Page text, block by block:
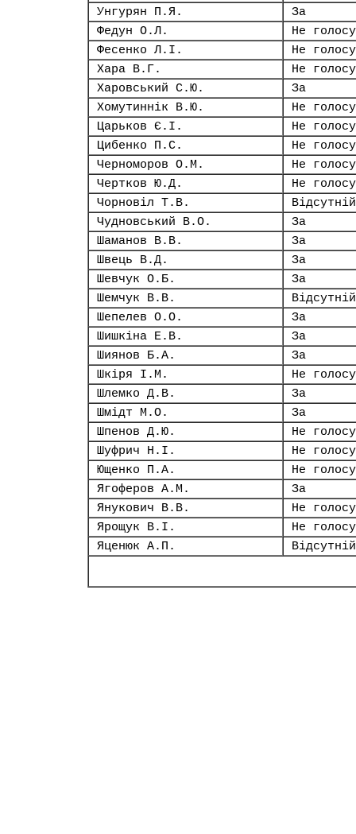
Унгурян П.Я.
За
Федун О.Л.
Не
Фесенко Л.І.
Не
Хара В.Г.
Не
Харовський С.Ю.
За
Хомутиннік В.Ю.
Не
Царьков Є.І.
Не
Цибенко П.С.
Не
Черноморов О.М.
Не
Чертков Ю.Д.
Не
Чорновіл Т.В.
Відсутній
Чудновський В.О.
За
Шаманов В.В.
За
Швець В.Д.
За
Шевчук О.Б.
За
Шемчук В.В.
Відсутній
Шепелев О.О.
За
Шишкіна Е.В.
За
Шиянов Б.А.
За
Шкіря І.М.
Не
Шлемко Д.В.
За
Шмідт М.О.
За
Шпенов Д.Ю.
Не
Шуфрич Н.І.
Не
Ющенко П.А.
Не
Ягоферов А.М.
За
Янукович В.В.
Не
Ярощук В.І.
Не
Яценюк А.П.
Відсутній